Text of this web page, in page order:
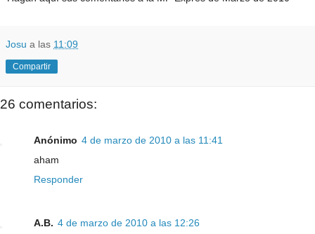
Josu a las 11:09
Compartir
26 comentarios:
Anónimo 4 de marzo de 2010 a las 11:41
aham
Responder
A.B. 4 de marzo de 2010 a las 12:26